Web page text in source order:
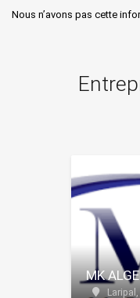
Nous n’avons pas cette
MK